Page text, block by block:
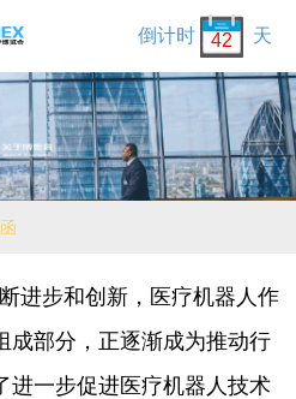
倒计时 42 天
进步和创新，医疗机器人作
成部分，正逐渐成为推动行
进一步促进医疗机器人技术